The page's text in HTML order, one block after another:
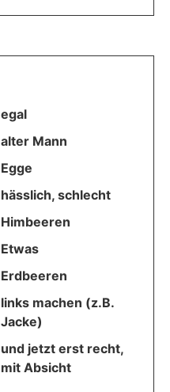
egal
alter Mann
Egge
hässlich, schlecht
Himbeeren
Etwas
Erdbeeren
links machen (z.B.
Jacke)
und jetzt erst recht,
mit Absicht